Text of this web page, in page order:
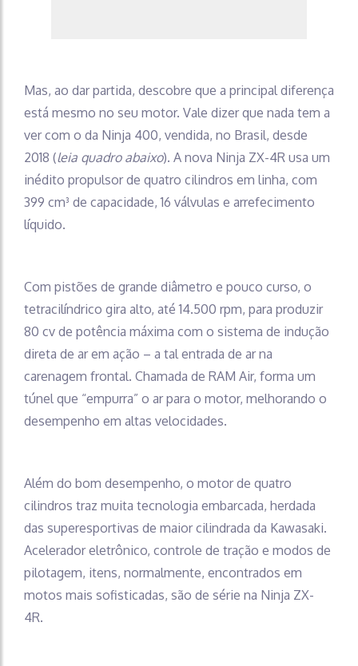
Mas, ao dar partida, descobre que a principal diferença
está mesmo no seu motor. Vale dizer que nada tem a
ver com o da Ninja 400, vendida, no Brasil, desde
2018 (leia quadro abaixo). A nova Ninja ZX-4R usa um
inédito propulsor de quatro cilindros em linha, com
399 cm³ de capacidade, 16 válvulas e arrefecimento
líquido.
Com pistões de grande diâmetro e pouco curso, o
tetracilíndrico gira alto, até 14.500 rpm, para produzir
80 cv de potência máxima com o sistema de indução
direta de ar em ação – a tal entrada de ar na
carenagem frontal. Chamada de RAM Air, forma um
túnel que “empurra” o ar para o motor, melhorando o
desempenho em altas velocidades.
Além do bom desempenho, o motor de quatro
cilindros traz muita tecnologia embarcada, herdada
das superesportivas de maior cilindrada da Kawasaki.
Acelerador eletrônico, controle de tração e modos de
pilotagem, itens, normalmente, encontrados em
motos mais sofisticadas, são de série na Ninja ZX-
4R.